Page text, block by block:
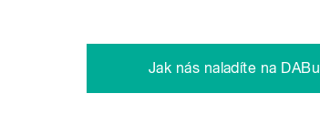
Jak nás naladíte na DABu